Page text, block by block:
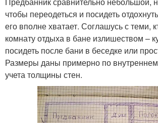
чтобы переодеться и посидеть
его вполне хватает. Соглашусь с теми,
комнату отдыха в бане излишеством –
посидеть после бани в беседке или
Размеры даны примерно по
учета толщины стен.